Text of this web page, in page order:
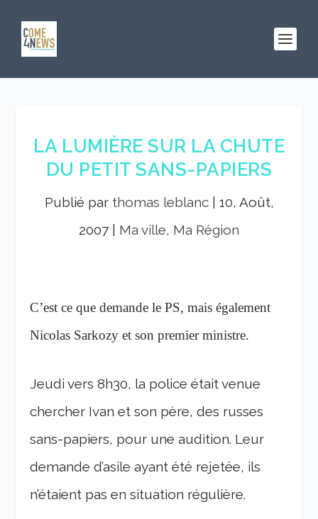
LA LUMIÈRE SUR LA CHUTE
DU PETIT SANS-PAPIERS
Publié par thomas leblanc| 10, Août,
2007
Ma ville, Ma Région
C’est ce que demande le PS, mais également
Nicolas Sarkozy et son premier ministre.
Jeudi vers 8h30, la police était venue
chercher Ivan et son père, des russes
sans-papiers, pour une audition. Leur
demande d’asile ayant été rejetée, ils
n’étaient pas en situation régulière.